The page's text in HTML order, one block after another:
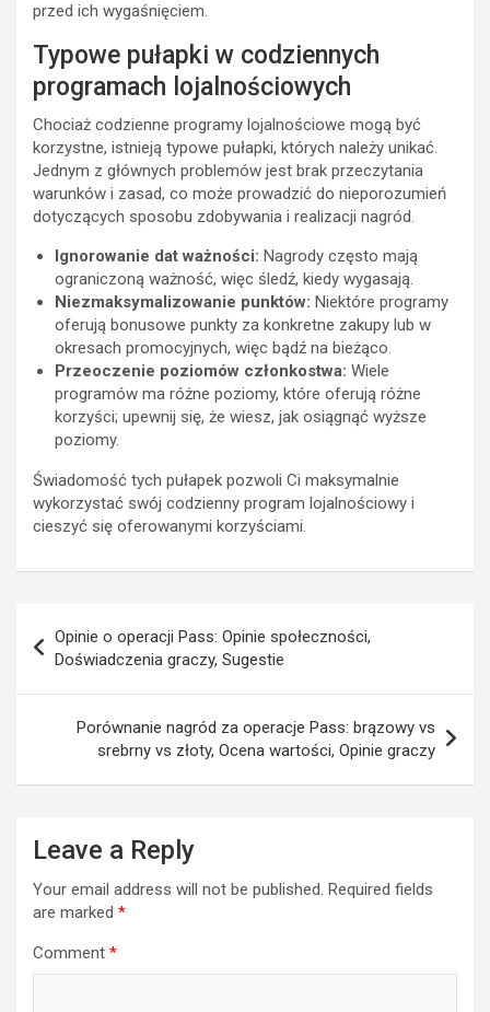
przed ich wygaśnięciem.
Typowe pułapki w codziennych
programach lojalnościowych
Chociaż codzienne programy lojalnościowe mogą być
korzystne, istnieją typowe pułapki, których należy unikać.
Jednym z głównych problemów jest brak przeczytania
warunków i zasad, co może prowadzić do nieporozumień
dotyczących sposobu zdobywania i realizacji nagród.
Ignorowanie dat ważności: Nagrody często mają
ograniczoną ważność, więc śledź, kiedy wygasają.
Niezmaksymalizowanie punktów: Niektóre programy
oferują bonusowe punkty za konkretne zakupy lub w
okresach promocyjnych, więc bądź na bieżąco.
Przeoczenie poziomów członkostwa: Wiele
programów ma różne poziomy, które oferują różne
korzyści; upewnij się, że wiesz, jak osiągnąć wyższe
poziomy.
Świadomość tych pułapek pozwoli Ci maksymalnie
wykorzystać swój codzienny program lojalnościowy i
cieszyć się oferowanymi korzyściami.
navigation
Opinie o operacji Pass: Opinie społeczności,
Doświadczenia graczy, Sugestie
Porównanie nagród za operacje Pass: brązowy vs
srebrny vs złoty, Ocena wartości, Opinie graczy
Leave a Reply
Your email address will not be published. Required fields
are marked *
Comment *